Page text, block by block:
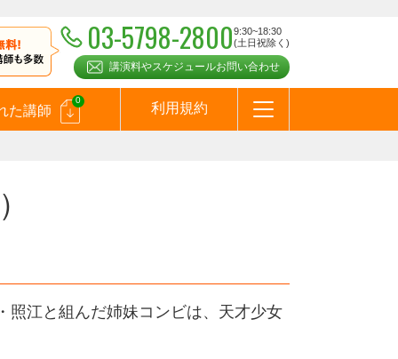
03-5798-28009:30~18:30
(土日祝除く)
講演料やスケジュールお問い合わせ
た講師
0
利用規約
照江と組んだ姉妹コンビは、天才少女